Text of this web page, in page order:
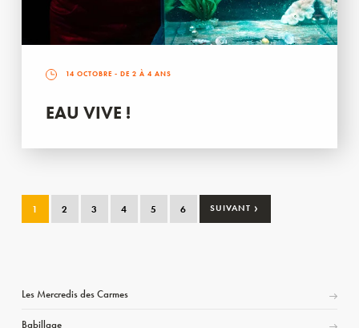
14 OCTOBRE - DE 2 À 4 ANS
EAU VIVE !
1 2 3 4 5 6 SUIVANT ›
Les Mercredis des Carmes
Babillage